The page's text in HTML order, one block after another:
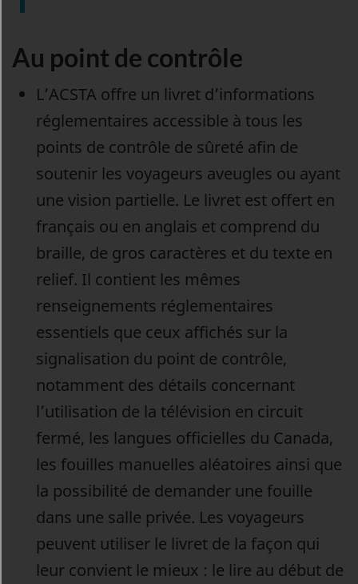
Au point de contrôle
L’ACSTA offre un livret d’informations
réglementaires accessible à tous les
points de contrôle de sûreté afin de
soutenir les voyageurs aveugles ou ayant
une vision partielle. Le livret est offert en
français ou en anglais et comprend du
braille, de gros caractères et du texte en
relief. Il contient les mêmes
renseignements réglementaires
essentiels que ceux affichés sur la
signalisation du point de contrôle,
notamment des détails concernant
l’utilisation de la télévision en circuit
fermé, les langues officielles du Canada,
les fouilles manuelles aléatoires ainsi que
la possibilité de demander une fouille
dans une salle privée. Les voyageurs
peuvent utiliser le livret de la façon qui
leur convient le mieux : le lire au début de